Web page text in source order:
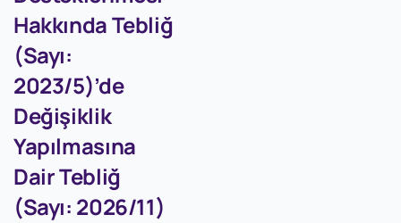
Hakkında Tebliğ
(Sayı:
2023/5)’de
Değişiklik
Yapılmasına
Dair Tebliğ
(Sayı: 2026/11)